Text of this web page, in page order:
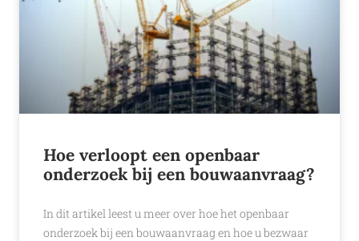
Hoe verloopt een openbaar
onderzoek bij een bouwaanvraag?
In dit artikel leest u meer over hoe het openbaar
onderzoek bij een bouwaanvraag en hoe u bezwaar